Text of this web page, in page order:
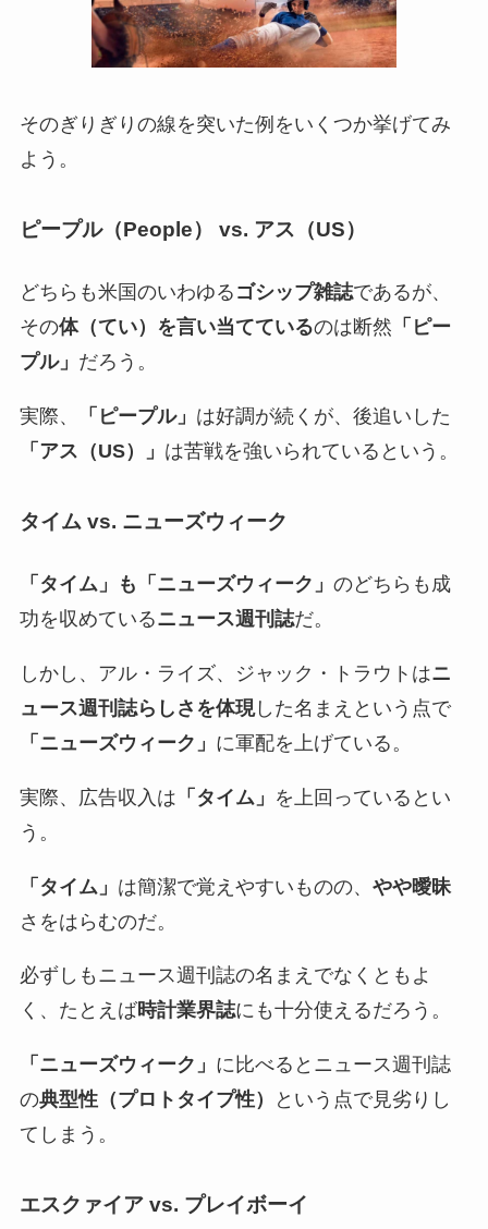
そのぎりぎりの線を突いた例をいくつか挙げてみ
よう。
ピープル（People） vs. アス（US）
どちらも米国のいわゆる ゴシップ雑誌であるが、
その体（てい）を言い当てているのは断然 「ピー
プル」 だろう。
実際、 「ピープル」 は好調が続くが、後追いした
「アス（US）」 は苦戦を強いられているという。
タイム vs. ニューズウィーク
「タイム」も「ニューズウィーク」 のどちらも成
功を収めているニュース週刊誌だ。
しかし、アル・ライズ、ジャック・トラウトはニ
ュース週刊誌らしさを体現した名まえという点で
「ニューズウィーク」 に軍配を上げている。
実際、広告収入は 「タイム」 を上回っているとい
う。
「タイム」 は簡潔で覚えやすいものの、 やや曖昧
さをはらむのだ。
必ずしもニュース週刊誌の名まえでなくともよ
く、たとえば時計業界誌にも十分使えるだろう。
「ニューズウィーク」 に比べるとニュース週刊誌
の典型性（プロトタイプ性）
という点で見劣りし
てしまう。
エスクァイア vs. プレイボーイ